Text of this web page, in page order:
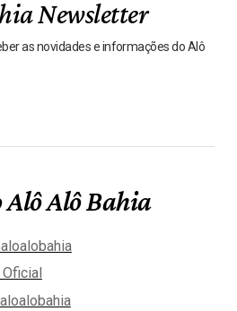
Newsletter
as novidades e informações do Alô
Alô Alô Bahia